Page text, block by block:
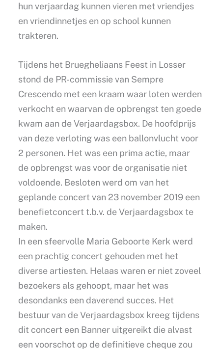
hun verjaardag kunnen vieren met vriendjes
en vriendinnetjes en op school kunnen
trakteren.
Tijdens het Bruegheliaans Feest in Losser
stond de PR-commissie van Sempre
Crescendo met een kraam waar loten werden
verkocht en waarvan de opbrengst ten goede
kwam aan de Verjaardagsbox. De hoofdprijs
van deze verloting was een ballonvlucht voor
2 personen. Het was een prima actie, maar
de opbrengst was voor de organisatie niet
voldoende. Besloten werd om van het
geplande concert van 23 november 2019 een
benefietconcert t.b.v. de Verjaardagsbox te
maken.
In een sfeervolle Maria Geboorte Kerk werd
een prachtig concert gehouden met het
diverse artiesten. Helaas waren er niet zoveel
bezoekers als gehoopt, maar het was
desondanks een daverend succes. Het
bestuur van de Verjaardagsbox kreeg tijdens
dit concert een Banner uitgereikt die alvast
een voorschot op de definitieve cheque zou